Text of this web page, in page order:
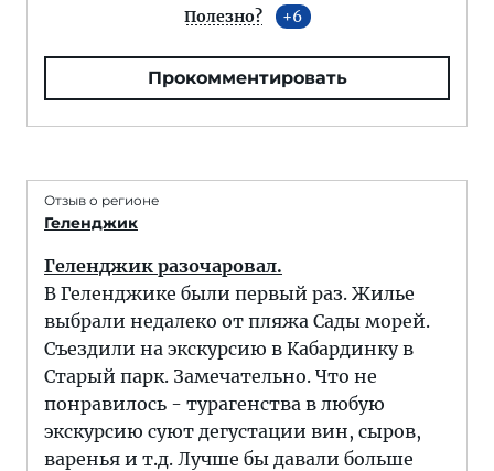
Полезно? 6
Прокомментировать
Отзыв о регионе
Геленджик
Геленджик разочаровал.
В Геленджике были первый раз. Жилье
выбрали недалеко от пляжа Сады морей.
Съездили на экскурсию в Кабардинку в
Старый парк. Замечательно. Что не
понравилось - турагенства в любую
экскурсию суют дегустации вин, сыров,
варенья и т.д. Лучше бы давали больше